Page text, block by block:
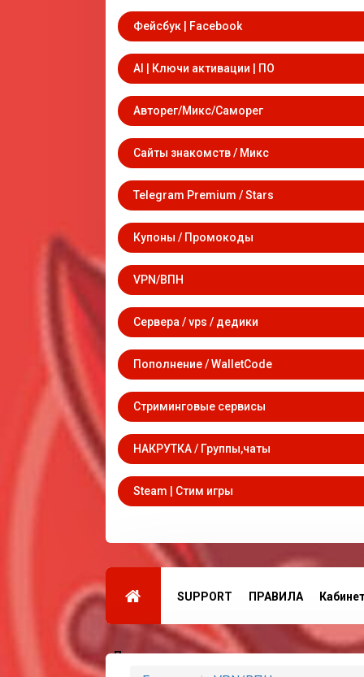
Фейсбук | Facebook
AI | Ключи активации | ПО
Авторег/Микс/Саморег
Сайты знакомств / Микс
Telegram Premium / Stars
Купоны / Промокоды
VPN/ВПН
Сервера / vps / дедики
Пополнение / WalletCode
Стриминговые сервисы
НАКРУТКА / Группы,чаты
Steam | Стим игры
SUPPORT ПРАВИЛА
Партнеры